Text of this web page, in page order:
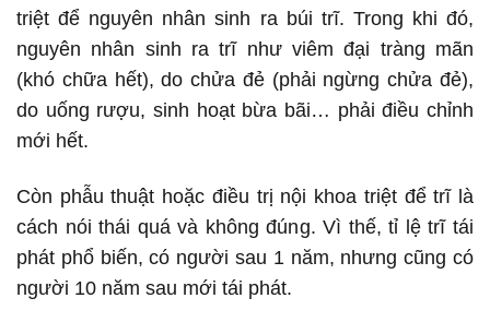
triệt để nguyên nhân sinh ra búi trĩ. Trong khi đó,
nguyên nhân sinh ra trĩ như viêm đại tràng mãn
(khó chữa hết), do chửa đẻ (phải ngừng chửa đẻ),
do uống rượu, sinh hoạt bừa bãi… phải điều chỉnh
mới hết.
Còn phẫu thuật hoặc điều trị nội khoa triệt để trĩ là
cách nói thái quá và không đúng. Vì thế, tỉ lệ trĩ tái
phát phổ biến, có người sau 1 năm, nhưng cũng có
người 10 năm sau mới tái phát.